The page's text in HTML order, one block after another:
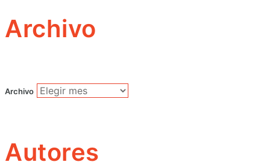
Archivo
Archivo
Autores